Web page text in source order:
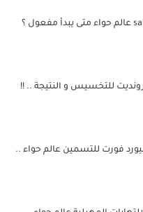
للتخسيس و النتيجة .. !!
فورت للتسمين عالم حواء ..